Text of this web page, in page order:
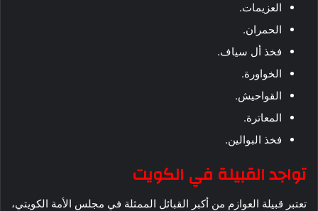
العزيمات.
الحمران.
فخذ أل سياف.
الخواورة.
القواحيش.
المعاترة.
فخذ البوالين.
تواجد القبيلة في الكويت
تعتبر قبيلة العوازم من أكبر القبائل الممثلة في مجلس الأمة الكويتي،